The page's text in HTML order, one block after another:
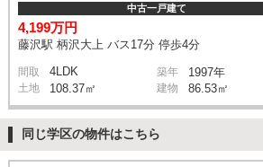
中古一戸建て
4,199万円
藤沢駅 柄沢大上 バス17分 停歩4分
間取 4LDK 築年 1997年
土地 108.37㎡ 建物 86.53㎡
同じ学区の物件はこちら